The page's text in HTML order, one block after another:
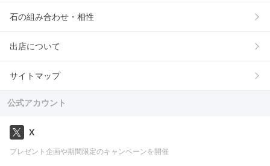
石の組み合わせ・相性
出店について
サイトマップ
公式アカウント
X
プレゼント企画や期間限定のキャンペーンを開催